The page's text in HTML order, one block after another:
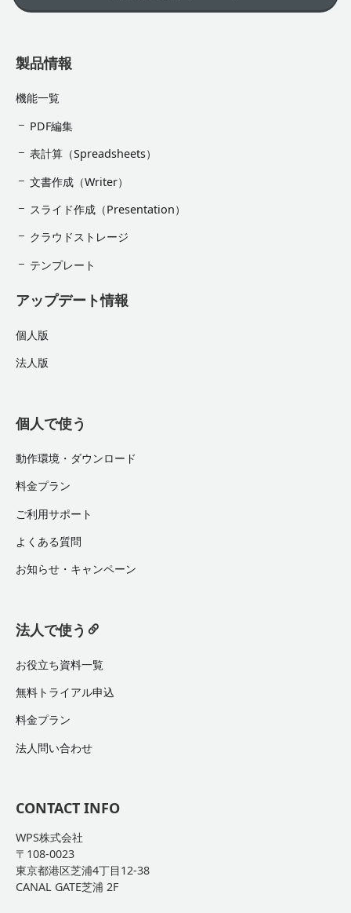
製品情報
機能一覧
PDF編集
表計算（Spreadsheets）
文書作成（Writer）
スライド作成（Presentation）
クラウドストレージ
テンプレート
アップデート情報
個人版
法人版
個人で使う
動作環境・ダウンロード
料金プラン
ご利用サポート
よくある質問
お知らせ・キャンペーン
法人で使う
お役立ち資料一覧
無料トライアル申込
料金プラン
法人問い合わせ
CONTACT INFO
WPS株式会社
〒108-0023
東京都港区芝浦4丁目12-38
CANAL GATE芝浦 2F